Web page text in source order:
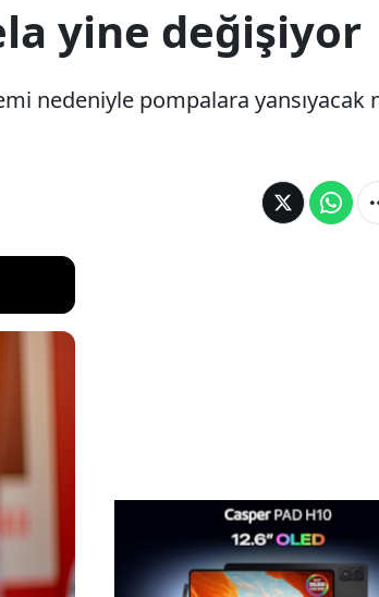
yine değişiyor
nedeniyle pompalara yansıyacak
tutar